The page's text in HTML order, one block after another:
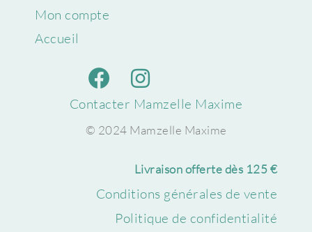
Mon compte
Accueil
Contacter Mamzelle Maxime
© 2024 Mamzelle Maxime
Livraison offerte dès 125 €
Conditions générales de vente
Politique de confidentialité